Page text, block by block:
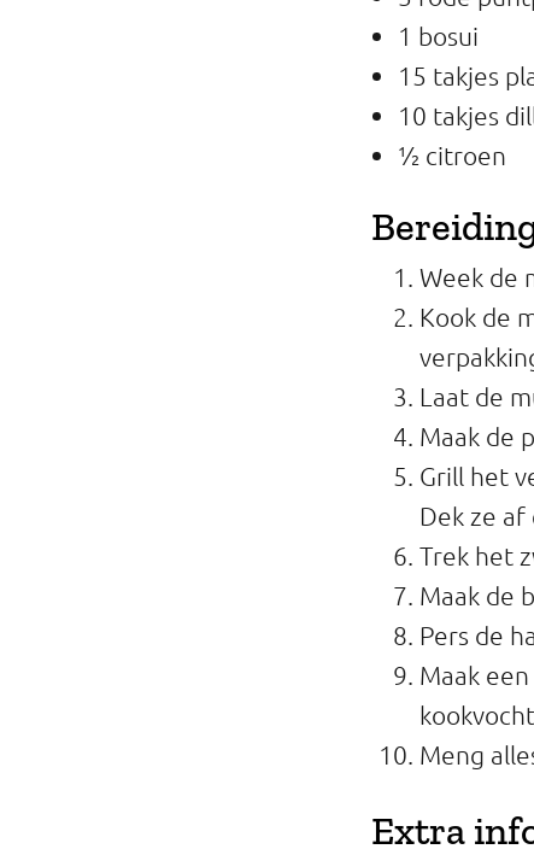
1 bosui
15 takjes
10 takjes
½ citroen
Week de
Kook de
Laat de
Maak de
Grill het
Dek ze af
Trek het
Maak de
Pers de
Maak
Meng
Extra